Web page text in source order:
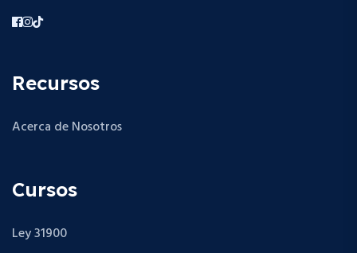
Recursos
Acerca de Nosotros
Cursos
Ley 31900